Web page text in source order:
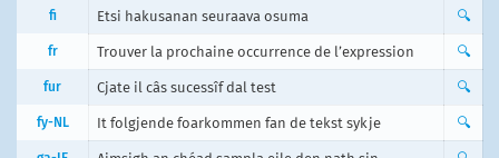
fi Etsi hakusanan seuraava osuma 🔍
fr Trouver la prochaine occurrence de l’expression 🔍
fur Cjate il câs sucessîf dal test 🔍
fy-NL It folgjende foarkommen fan de tekst sykje 🔍